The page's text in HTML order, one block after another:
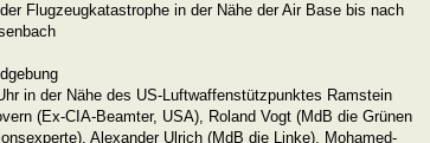
Flugzeugkatastrophe in der Nähe der Air Base bis nach
in der Nähe des US-Luftwaffenstützpunktes Ramstein
(Ex-CIA-Beamter, USA), Roland Vogt (MdB die Grünen
Alexander Ulrich (MdB die Linke), Mohamed-